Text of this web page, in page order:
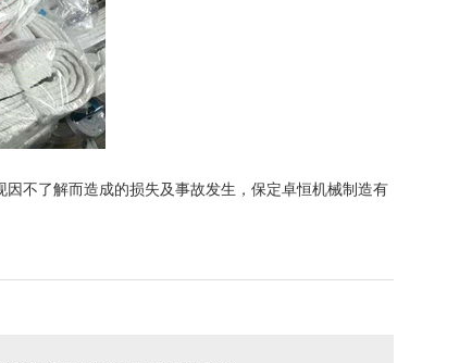
不了解而造成的损失及事故发生，保定卓恒机械制造有